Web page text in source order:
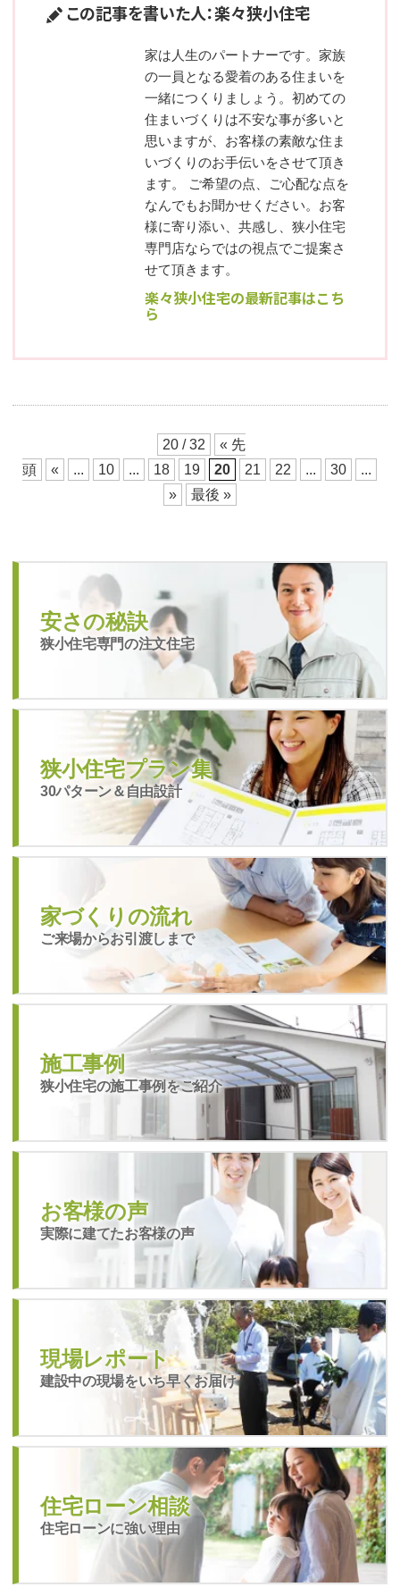
この記事を書いた人：楽々狭小住宅
家は人生のパートナーです。家族
の一員となる愛着のある住まいを
一緒につくりましょう。初めての
住まいづくりは不安な事が多いと
思いますが、お客様の素敵な住ま
いづくりのお手伝いをさせて頂き
ます。 ご希望の点、ご心配な点を
なんでもお聞かせください。お客
様に寄り添い、共感し、狭小住宅
専門店ならではの視点でご提案さ
せて頂きます。
楽々狭小住宅の最新記事はこち
ら
20 / 32
« 先
頭
« ... 10 ... 18 19 20 21 22 ... 30
...
»
最後 »
安さの秘訣
狭小住宅専門の注文住宅
狭小住宅プラン集
30パターン＆自由設計
家づくりの流れ
ご来場からお引渡しまで
施工事例
狭小住宅の施工事例をご紹介
お客様の声
実際に建てたお客様の声
現場レポート
建設中の現場をいち早くお届け
住宅ローン相談
住宅ローンに強い理由